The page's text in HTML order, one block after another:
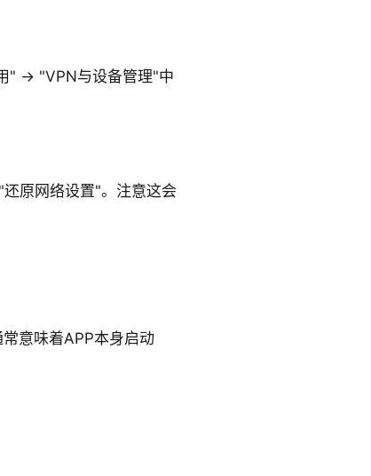
" → "VPN与设备管理"中
原网络设置"。注意这会
意味着APP本身启动